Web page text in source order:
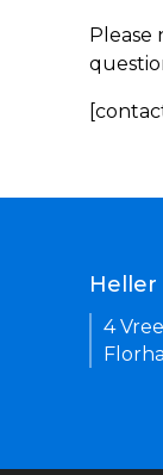
Please
Heller
4